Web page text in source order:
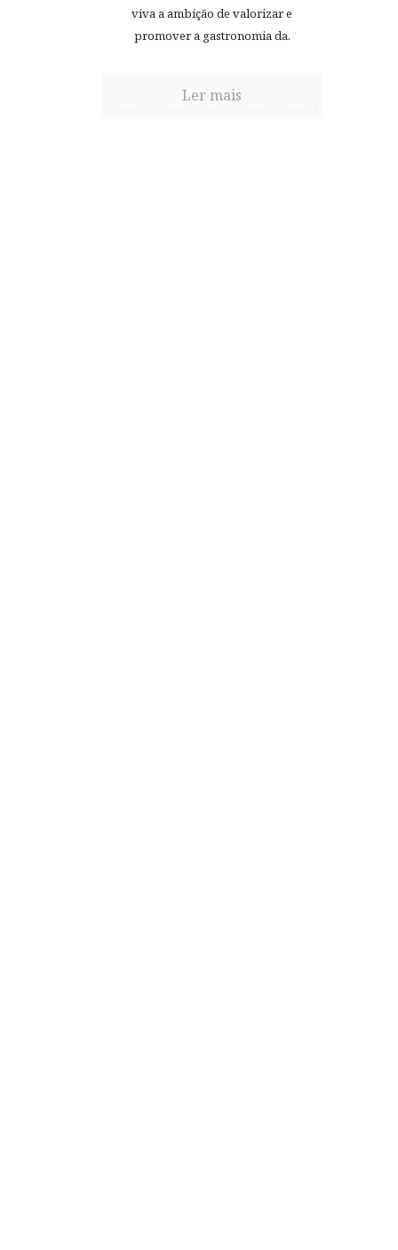
viva a ambição de valorizar e
promover a gastronomia da.
Ler mais